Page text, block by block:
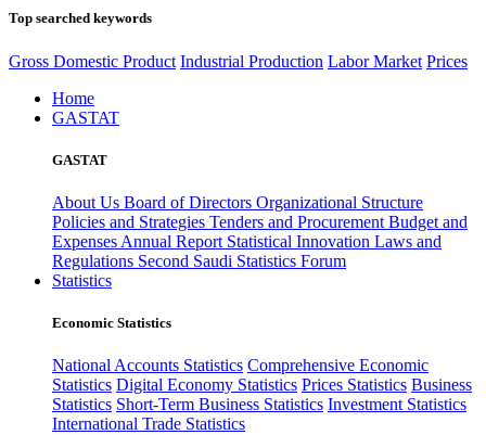
Top searched keywords
Gross Domestic Product Industrial Production Labor Market Prices
Home
GASTAT
GASTAT
About Us Board of Directors Organizational Structure
Policies and Strategies Tenders and Procurement Budget and
Expenses Annual Report Statistical Innovation Laws and
Regulations Second Saudi Statistics Forum
Statistics
Economic Statistics
National Accounts Statistics Comprehensive Economic
Statistics Digital Economy Statistics Prices Statistics Business
Statistics Short-Term Business Statistics Investment Statistics
International Trade Statistics